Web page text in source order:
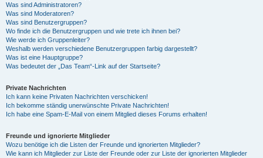
Was sind Administratoren?
Was sind Moderatoren?
Was sind Benutzergruppen?
Wo finde ich die Benutzergruppen und wie trete ich ihnen bei?
Wie werde ich Gruppenleiter?
Weshalb werden verschiedene Benutzergruppen farbig dargestellt?
Was ist eine Hauptgruppe?
Was bedeutet der „Das Team“-Link auf der Startseite?
Private Nachrichten
Ich kann keine Privaten Nachrichten verschicken!
Ich bekomme ständig unerwünschte Private Nachrichten!
Ich habe eine Spam-E-Mail von einem Mitglied dieses Forums erhalten!
Freunde und ignorierte Mitglieder
Wozu benötige ich die Listen der Freunde und ignorierten Mitglieder?
Wie kann ich Mitglieder zur Liste der Freunde oder zur Liste der ignorierten Mitglieder